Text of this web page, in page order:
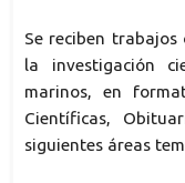
Se reciben
la investigación
marinos, en
Científicas,
siguientes áreas